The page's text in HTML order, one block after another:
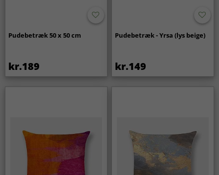
Pudebetræk 50 x 50 cm
kr.189
Pudebetræk - Yrsa (lys beige)
kr.149